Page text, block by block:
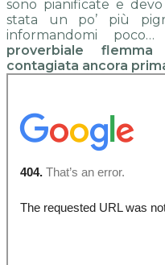
sono pianificate e
stata un po’ più
informandomi poco…
proverbiale
contagiata ancora